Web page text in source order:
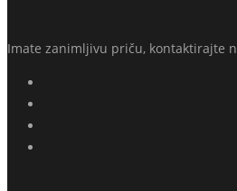
Imate zanimljivu priču, kontaktirajte